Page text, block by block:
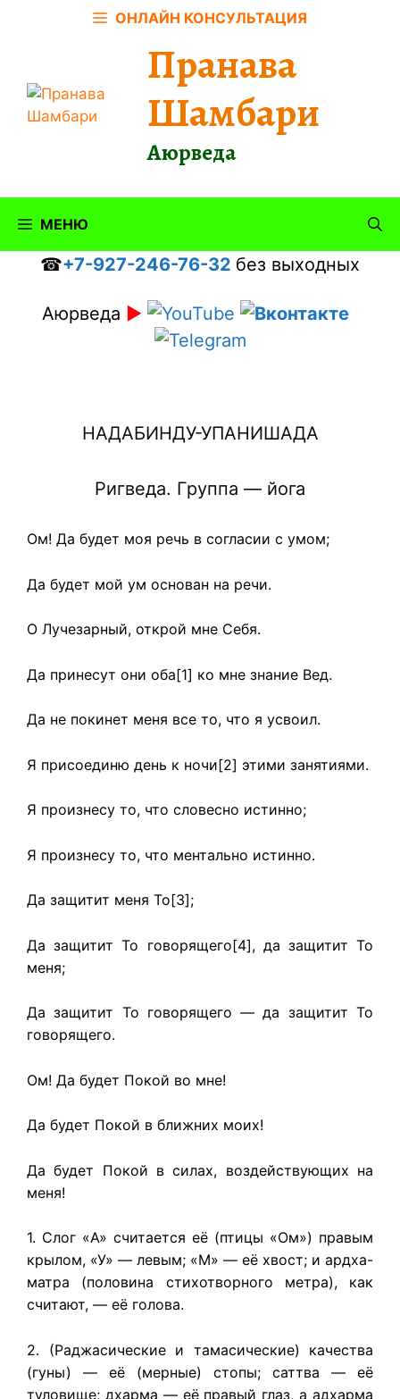
ОНЛАЙН КОНСУЛЬТАЦИЯ
Пранава
Шамбари
Аюрведа
МЕНЮ
☎+7-927-246-76-32 без выходных
Аюрведа ►
НАДАБИНДУ-УПАНИШАДА
Ригведа. Группа — йога
Ом! Да будет моя речь в согласии с умом;
Да будет мой ум основан на речи.
O Лучезарный, открой мне Себя.
Да принесут они оба[1] ко мне знание Вед.
Да не покинет меня все то, что я усвоил.
Я присоединю день к ночи[2] этими занятиями.
Я произнесу то, что словесно истинно;
Я произнесу то, что ментально истинно.
Да защитит меня То[3];
Да защитит То говорящего[4], да защитит То
меня;
Да защитит То говорящего — да защитит То
говорящего.
Ом! Да будет Покой во мне!
Да будет Покой в ближних моих!
Да будет Покой в силах, воздействующих на
меня!
1. Слог «A» считается её (птицы «Ом») правым
крылом, «У» — левым; «М» — её хвост; и ардха-
матра (половина стихотворного метра), как
считают, — её голова.
2. (Раджасические и тамасические) качества
(гуны) — её (мерные) стопы; саттва — её
туловище; дхарма — её правый глаз, а адхарма